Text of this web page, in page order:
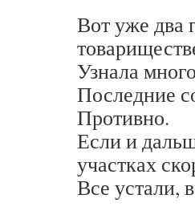
Вот уже два
Узнала
Последние
Противно.
Если и
участках
Все устали,